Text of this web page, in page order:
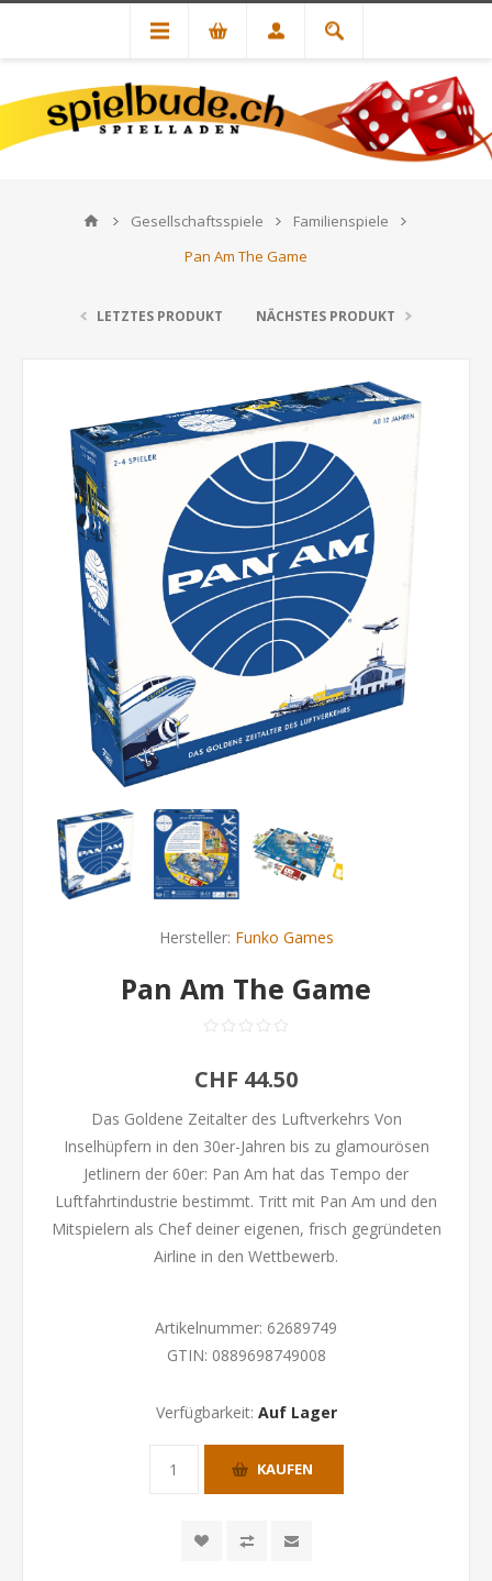
Gesellschaftsspiele
Familienspiele
Pan Am The Game
LETZTES PRODUKT NÄCHSTES PRODUKT
Hersteller: Funko Games
Pan Am The Game
CHF 44.50
Das Goldene Zeitalter des Luftverkehrs Von
Inselhüpfern in den 30er-Jahren bis zu glamourösen
Jetlinern der 60er: Pan Am hat das Tempo der
Luftfahrtindustrie bestimmt. Tritt mit Pan Am und den
Mitspielern als Chef deiner eigenen, frisch gegründeten
Airline in den Wettbewerb.
Artikelnummer: 62689749
GTIN: 0889698749008
Verfügbarkeit: Auf Lager
KAUFEN